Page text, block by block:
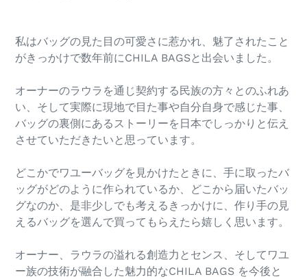
私はバッグの見た目の可愛さに惹かれ、魅了されたこと
がきっかけで数年前にCHILA BAGSと出会いました。
オーナーのラウラを通じ契約する民族の方々とのふれあ
い、そして実際に現地で目た事や自分自身で感じた事、
バッグの裏側にあるストーリーを日本でしっかりと伝え
させていただきたいと思っています。
どこかでワユーバッグを見かけたときに、手に取ったバ
ッグがどのように作られているか、どこから届いたバッ
グなのか、是非少しでも考えるきっかけに、作り手の見
えるバッグを選んで買ってもらえたら嬉しく思います。
オーナー、ラウラの溢れる創造力とセンス、そしてワユ
ー族の技術が融合した魅力的なCHILA BAGS を今後と